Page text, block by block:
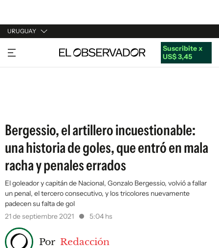
URUGUAY
URUGUAY
ARGENTINA
Suscribite x
US$ 3,45
Bergessio, el artillero incuestionable:
una historia de goles, que entró en mala
racha y penales errados
El goleador y capitán de Nacional, Gonzalo Bergessio, volvió a fallar
un penal, el tercero consecutivo, y los tricolores nuevamente
padecen su falta de gol
21 de septiembre 2021
5:04 hs
Por Redacción